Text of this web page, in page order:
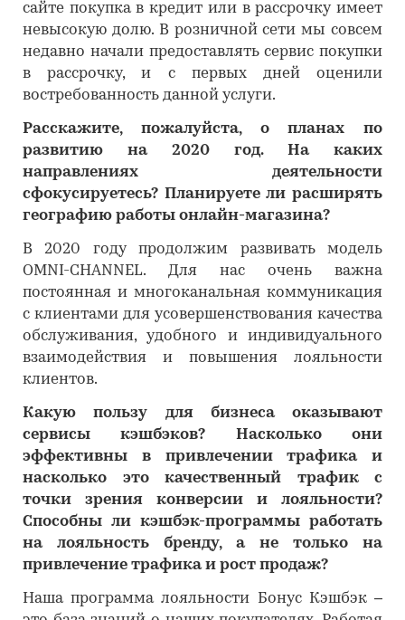
сайте покупка в кредит или в рассрочку имеет
невысокую долю. В розничной сети мы совсем
недавно начали предоставлять сервис покупки
в рассрочку, и с первых дней оценили
востребованность данной услуги.
Расскажите, пожалуйста, о планах по
развитию на 2020 год. На каких
направлениях деятельности
сфокусируетесь? Планируете ли расширять
географию работы онлайн-магазина?
В 2020 году продолжим развивать модель
OMNI-CHANNEL. Для нас очень важна
постоянная и многоканальная коммуникация
с клиентами для усовершенствования качества
обслуживания, удобного и индивидуального
взаимодействия и повышения лояльности
клиентов.
Какую пользу для бизнеса оказывают
сервисы кэшбэков? Насколько они
эффективны в привлечении трафика и
насколько это качественный трафик с
точки зрения конверсии и лояльности?
Способны ли кэшбэк-программы работать
на лояльность бренду, а не только на
привлечение трафика и рост продаж?
Наша программа лояльности Бонус Кэшбэк –